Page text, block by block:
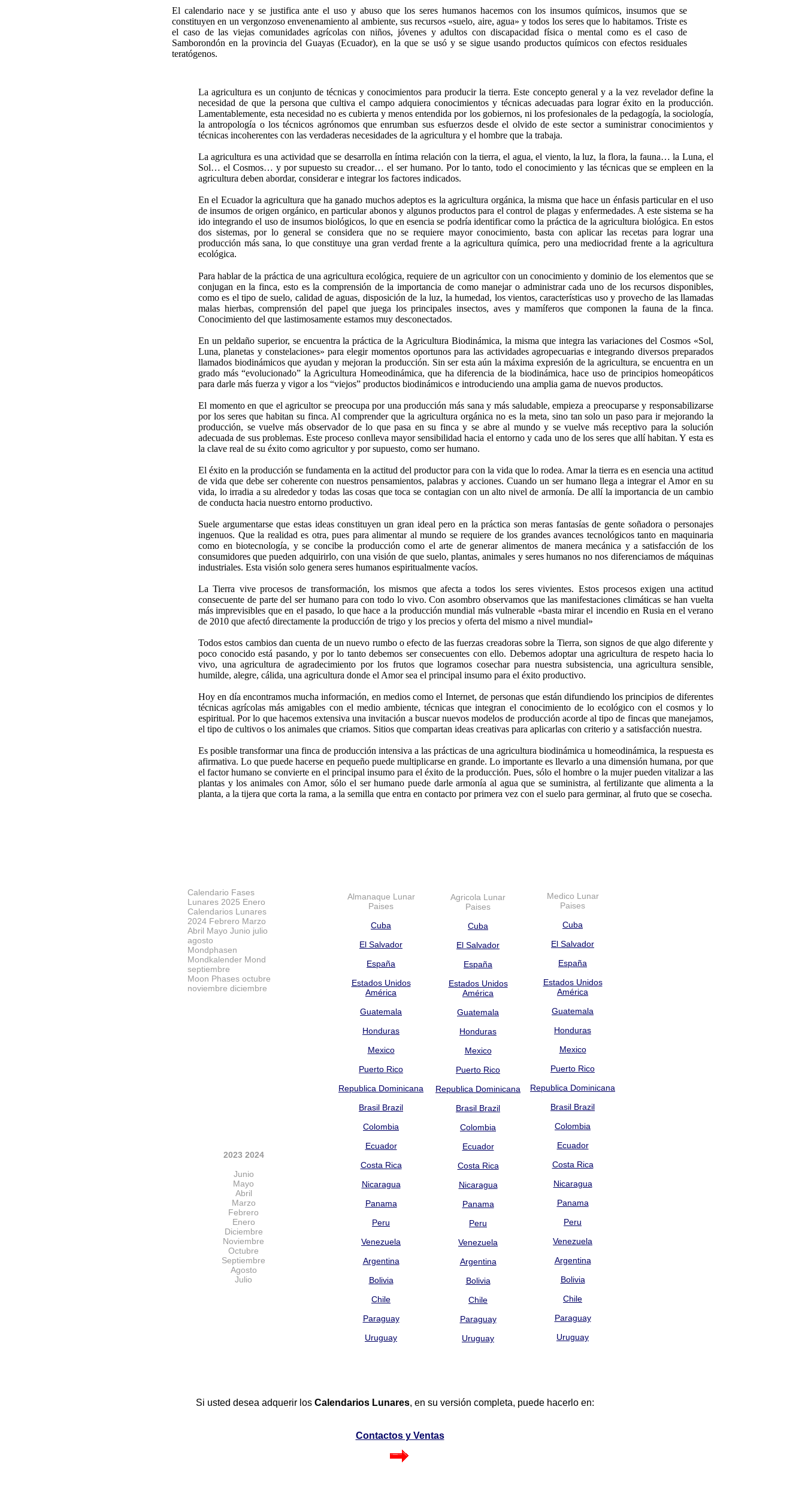
El calendario nace y se justifica ante el uso y abuso que los seres humanos hacemos con los insumos químicos, insumos que se
constituyen en un vergonzoso envenenamiento al ambiente, sus recursos «suelo, aire, agua» y todos los seres que lo habitamos. Triste es
el caso de las viejas comunidades agrícolas con niños, jóvenes y adultos con discapacidad física o mental como es el caso de
Samborondón en la provincia del Guayas (Ecuador), en la que se usó y se sigue usando productos químicos con efectos residuales
teratógenos.
Para hablar de la práctica de una agricultura ecológica, requiere de un agricultor con un conocimiento y dominio de los elementos que se
conjugan en la finca, esto es la comprensión de la importancia de como manejar o administrar cada uno de los recursos disponibles,
como es el tipo de suelo, calidad de aguas, disposición de la luz, la humedad, los vientos, características uso y provecho de las llamadas
malas hierbas, comprensión del papel que juega los principales insectos, aves y mamíferos que componen la fauna de la finca.
Conocimiento del que lastimosamente estamos muy desconectados.
En un peldaño superior, se encuentra la práctica de la Agricultura Biodinámica, la misma que integra las variaciones del Cosmos «Sol,
Luna, planetas y constelaciones» para elegir momentos oportunos para las actividades agropecuarias e integrando diversos preparados
llamados biodinámicos que ayudan y mejoran la producción. Sin ser esta aún la máxima expresión de la agricultura, se encuentra en un
grado más “evolucionado” la Agricultura Homeodinámica, que ha diferencia de la biodinámica, hace uso de principios homeopáticos
para darle más fuerza y vigor a los “viejos” productos biodinámicos e introduciendo una amplia gama de nuevos productos.
El momento en que el agricultor se preocupa por una producción más sana y más saludable, empieza a preocuparse y responsabilizarse
por los seres que habitan su finca. Al comprender que la agricultura orgánica no es la meta, sino tan solo un paso para ir mejorando la
producción, se vuelve más observador de lo que pasa en su finca y se abre al mundo y se vuelve más receptivo para la solución
adecuada de sus problemas. Este proceso conlleva mayor sensibilidad hacia el entorno y cada uno de los seres que allí habitan. Y esta es
la clave real de su éxito como agricultor y por supuesto, como ser humano.
El éxito en la producción se fundamenta en la actitud del productor para con la vida que lo rodea. Amar la tierra es en esencia una actitud
de vida que debe ser coherente con nuestros pensamientos, palabras y acciones. Cuando un ser humano llega a integrar el Amor en su
vida, lo irradia a su alrededor y todas las cosas que toca se contagian con un alto nivel de armonía. De allí la importancia de un cambio
de conducta hacia nuestro entorno productivo.
Suele argumentarse que estas ideas constituyen un gran ideal pero en la práctica son meras fantasías de gente soñadora o personajes
ingenuos. Que la realidad es otra, pues para alimentar al mundo se requiere de los grandes avances tecnológicos tanto en maquinaria
como en biotecnología, y se concibe la producción como el arte de generar alimentos de manera mecánica y a satisfacción de los
consumidores que pueden adquirirlo, con una visión de que suelo, plantas, animales y seres humanos no nos diferenciamos de máquinas
industriales. Esta visión solo genera seres humanos espiritualmente vacíos.
La Tierra vive procesos de transformación, los mismos que afecta a todos los seres vivientes. Estos procesos exigen una actitud
consecuente de parte del ser humano para con todo lo vivo. Con asombro observamos que las manifestaciones climáticas se han vuelta
más imprevisibles que en el pasado, lo que hace a la producción mundial más vulnerable «basta mirar el incendio en Rusia en el verano
de 2010 que afectó directamente la producción de trigo y los precios y oferta del mismo a nivel mundial»
Todos estos cambios dan cuenta de un nuevo rumbo o efecto de las fuerzas creadoras sobre la Tierra, son signos de que algo diferente y
poco conocido está pasando, y por lo tanto debemos ser consecuentes con ello. Debemos adoptar una agricultura de respeto hacia lo
vivo, una agricultura de agradecimiento por los frutos que logramos cosechar para nuestra subsistencia, una agricultura sensible,
humilde, alegre, cálida, una agricultura donde el Amor sea el principal insumo para el éxito productivo.
Hoy en día encontramos mucha información, en medios como el Internet, de personas que están difundiendo los principios de diferentes
técnicas agrícolas más amigables con el medio ambiente, técnicas que integran el conocimiento de lo ecológico con el cosmos y lo
espiritual. Por lo que hacemos extensiva una invitación a buscar nuevos modelos de producción acorde al tipo de fincas que manejamos,
el tipo de cultivos o los animales que criamos. Sitios que compartan ideas creativas para aplicarlas con criterio y a satisfacción nuestra.
Es posible transformar una finca de producción intensiva a las prácticas de una agricultura biodinámica u homeodinámica, la respuesta es
afirmativa. Lo que puede hacerse en pequeño puede multiplicarse en grande. Lo importante es llevarlo a una dimensión humana, por que
el factor humano se convierte en el principal insumo para el éxito de la producción. Pues, sólo el hombre o la mujer pueden vitalizar a las
plantas y los animales con Amor, sólo el ser humano puede darle armonía al agua que se suministra, al fertilizante que alimenta a la
planta, a la tijera que corta la rama, a la semilla que entra en contacto por primera vez con el suelo para germinar, al fruto que se cosecha.
La agricultura es un conjunto de técnicas y conocimientos para producir la tierra. Este concepto general y a la vez revelador define la
necesidad de que la persona que cultiva el campo adquiera conocimientos y técnicas adecuadas para lograr éxito en la producción.
Lamentablemente, esta necesidad no es cubierta y menos entendida por los gobiernos, ni los profesionales de la pedagogía, la sociología,
la antropología o los técnicos agrónomos que enrumban sus esfuerzos desde el olvido de este sector a suministrar conocimientos y
técnicas incoherentes con las verdaderas necesidades de la agricultura y el hombre que la trabaja.
La agricultura es una actividad que se desarrolla en íntima relación con la tierra, el agua, el viento, la luz, la flora, la fauna… la Luna, el
Sol… el Cosmos… y por supuesto su creador… el ser humano. Por lo tanto, todo el conocimiento y las técnicas que se empleen en la
agricultura deben abordar, considerar e integrar los factores indicados.
En el Ecuador la agricultura que ha ganado muchos adeptos es la agricultura orgánica, la misma que hace un énfasis particular en el uso
de insumos de origen orgánico, en particular abonos y algunos productos para el control de plagas y enfermedades. A este sistema se ha
ido integrando el uso de insumos biológicos, lo que en esencia se podría identificar como la práctica de la agricultura biológica. En estos
dos sistemas, por lo general se considera que no se requiere mayor conocimiento, basta con aplicar las recetas para lograr una
producción más sana, lo que constituye una gran verdad frente a la agricultura química, pero una mediocridad frente a la agricultura
ecológica.
Calendario Fases
Lunares 2025 Enero
Calendarios Lunares
2024 Febrero Marzo
Abril Mayo Junio julio
agosto
Mondphasen
Mondkalender Mond
septiembre
Moon Phases octubre
noviembre diciembre
Si usted desea adquerir los Calendarios Lunares, en su versión completa, puede hacerlo en:
Contactos y Ventas
2023 2024
Junio
Mayo
Abril
Marzo
Febrero
Enero
Diciembre
Noviembre
Octubre
Septiembre
Agosto
Julio
Almanaque Lunar
Paises
Cuba
El Salvador
España
Estados Unidos
América
Guatemala
Honduras
Mexico
Puerto Rico
Republica Dominicana
Brasil Brazil
Colombia
Ecuador
Costa Rica
Nicaragua
Panama
Peru
Venezuela
Argentina
Bolivia
Chile
Paraguay
Uruguay
Medico Lunar
Paises
Cuba
El Salvador
España
Estados Unidos
América
Guatemala
Honduras
Mexico
Puerto Rico
Republica Dominicana
Brasil Brazil
Colombia
Ecuador
Costa Rica
Nicaragua
Panama
Peru
Venezuela
Argentina
Bolivia
Chile
Paraguay
Uruguay
Agricola Lunar
Paises
Cuba
El Salvador
España
Estados Unidos
América
Guatemala
Honduras
Mexico
Puerto Rico
Republica Dominicana
Brasil Brazil
Colombia
Ecuador
Costa Rica
Nicaragua
Panama
Peru
Venezuela
Argentina
Bolivia
Chile
Paraguay
Uruguay